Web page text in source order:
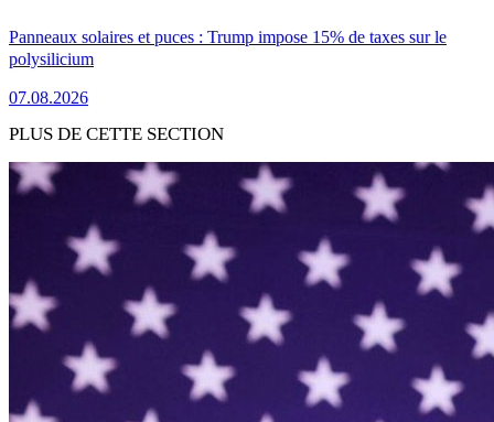
Panneaux solaires et puces : Trump impose 15% de taxes sur le
polysilicium
07.08.2026
PLUS DE CETTE SECTION